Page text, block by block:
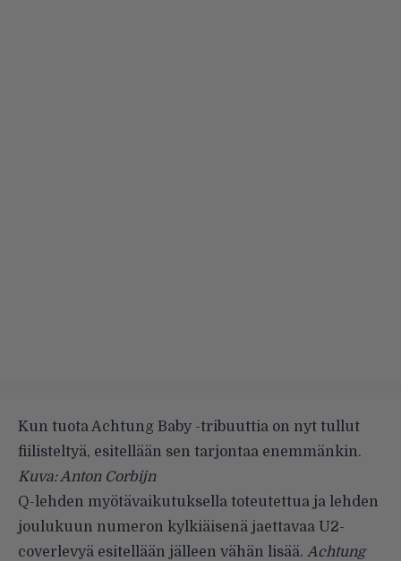
Kun tuota Achtung Baby -tribuuttia on nyt tullut
fiilisteltyä, esitellään sen tarjontaa enemmänkin.
Kuva: Anton Corbijn
Q-lehden myötävaikutuksella toteutettua ja lehden
joulukuun numeron kylkiäisenä jaettavaa U2-
coverlevyä esitellään jälleen vähän lisää. Achtung